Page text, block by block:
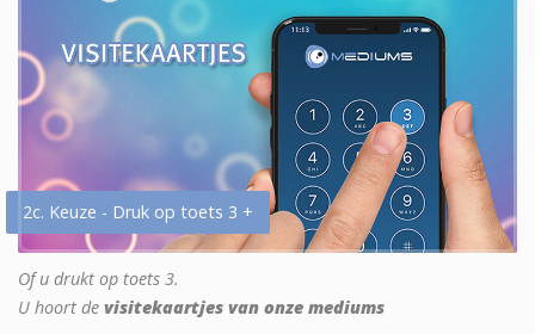
2c. Keuze - Druk op toets 3 +
Of u drukt op toets 3.
U hoort de visitekaartjes van onze mediums